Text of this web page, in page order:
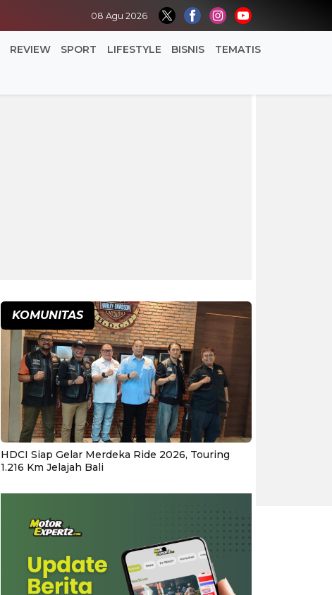
08 Agu 2026
REVIEW SPORT LIFESTYLE BISNIS TEMATIS
KOMUNITAS
HDCI Siap Gelar Merdeka Ride 2026, Touring
1.216 Km Jelajah Bali